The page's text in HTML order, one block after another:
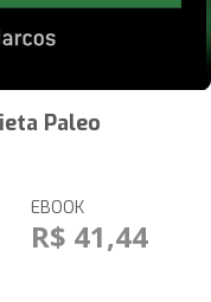
Paleo
EBOOK
R$ 41,44